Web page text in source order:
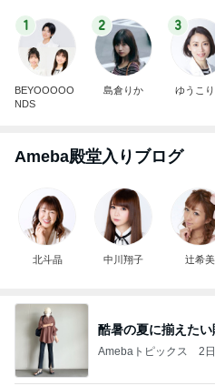
1
BEYOOOOO
NDS
2
島倉りか
3
ゆうこ
Ameba殿堂入りブログ
北斗晶 中川翔子 辻希美
酷暑の夏に揃えた
Amebaトピックス 2